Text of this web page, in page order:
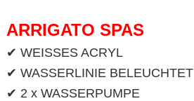
ARRIGATO SPAS
✔ WEISSES ACRYL
✔ WASSERLINIE BELEUCHTET
✔ 2 x WASSERPUMPE